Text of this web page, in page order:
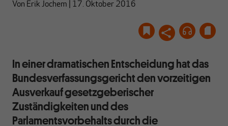
Von Erik Jochem 17. Oktober 2016
In einer dramatischen Entscheidung hat das
Bundesverfassungsgericht den vorzeitigen
Ausverkauf gesetzgeberischer
Zuständigkeiten und des
Parlamentsvorbehalts durch die